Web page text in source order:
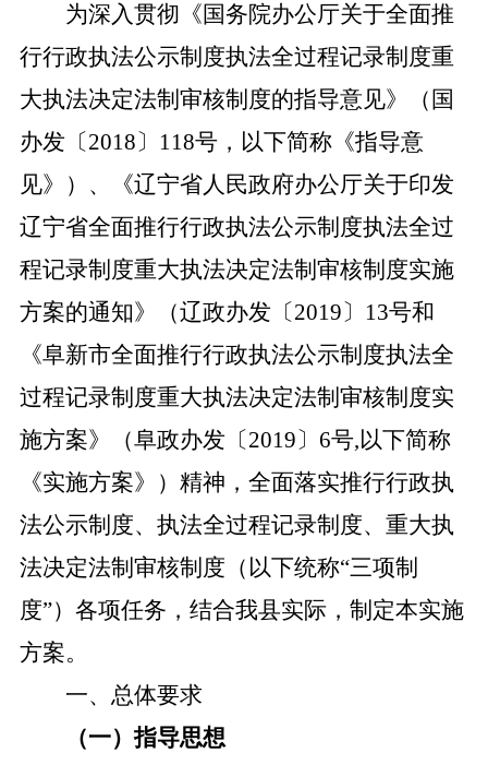
为深入贯彻《国务院办公厅关于全面推
行行政执法公示制度执法全过程记录制度重
大执法决定法制审核制度的指导意见》（国
办发〔2018〕118号，以下简称《指导意
见》）、《辽宁省人民政府办公厅关于印发
辽宁省全面推行行政执法公示制度执法全过
程记录制度重大执法决定法制审核制度实施
方案的通知》（辽政办发〔2019〕13号和
《阜新市全面推行行政执法公示制度执法全
过程记录制度重大执法决定法制审核制度实
施方案》（阜政办发〔2019〕6号,以下简称
《实施方案》）精神，全面落实推行行政执
法公示制度、执法全过程记录制度、重大执
法决定法制审核制度（以下统称“三项制
度”）各项任务，结合我县实际，制定本实施
方案。
一、总体要求
（一）指导思想